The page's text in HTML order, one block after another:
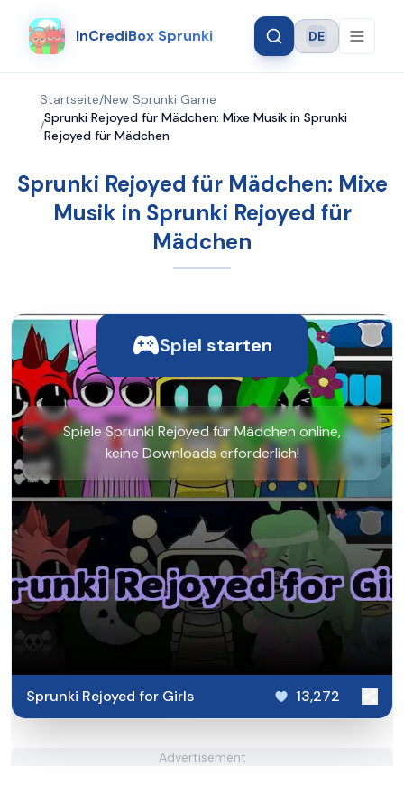
InCrediBox Sprunki Language
DE
Startseite/New Sprunki Game
/
Sprunki Rejoyed für Mädchen: Mixe Musik in Sprunki
Rejoyed für Mädchen
Sprunki Rejoyed für Mädchen: Mixe
Musik in Sprunki Rejoyed für
Mädchen
Spiel starten
Spiele Sprunki Rejoyed für Mädchen online,
keine Downloads erforderlich!
Sprunki Rejoyed for Girls 13,272
Advertisement